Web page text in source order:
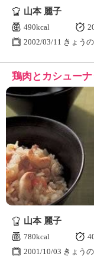
山本 麗子
490kcal
2002/03/11 きょう
鶏肉とカシュー
山本 麗子
780kcal
2001/10/03 きょう